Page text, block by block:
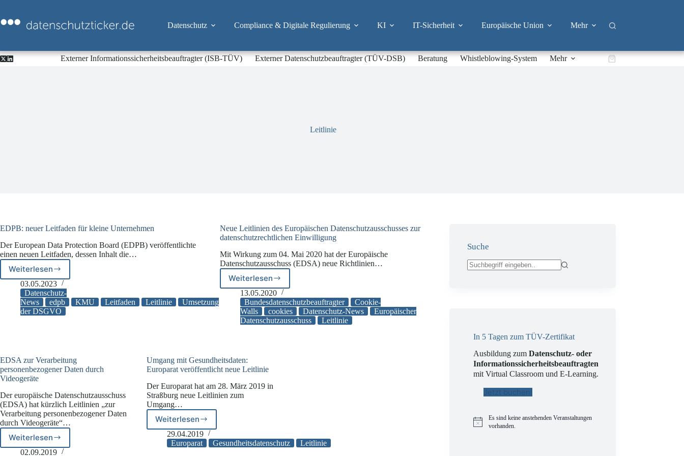
springen
Datenschutz Compliance & Digitale Regulierung KI IT-Sicherheit Europäische Union Mehr
Externer Informationssicherheitsbeauftragter (ISB-TÜV) Externer Datenschutzbeauftragter (TÜV-DSB) Beratung Whistleblowing-System Mehr Warenkorb
Leitlinie
EDPB: neuer Leitfaden für kleine Unternehmen
Der European Data Protection Board (EDPB) veröffentlichte
einen neuen Leitfaden, dessen Inhalt die…
Weiterlesen
EDPB:
neuer
Leitfaden
für
kleine
03.05.2023
Datenschutz-
News
edpb KMU Leitfaden Leitlinie
Umsetzung
der DSGVO
Neue Leitlinien des Europäischen Datenschutzausschusses zur
datenschutzrechtlichen Einwilligung
Mit Wirkung zum 04. Mai 2020 hat der Europäische
Datenschutzausschuss (EDSA) neue Richtlinien…
Weiterlesen
Neue
Leitlinien
des
Europäischen
Datenschutzausschusses
13.05.2020
Bundesdatenschutzbeauftragter
Cookie-
Walls
cookies Datenschutz-News
Europäischer
Datenschutzausschuss
Leitlinie
EDSA zur Verarbeitung
personenbezogener Daten durch
Videogeräte
Der europäische Datenschutzausschuss
(EDSA) hat kürzlich Leitlinien „zur
Verarbeitung personenbezogener Daten
durch Videogeräte“…
Weiterlesen
EDSA
zur
02.09.2019
Umgang mit Gesundheitsdaten:
Europarat veröffentlicht neue Leitlinie
Der Europarat hat am 28. März 2019 in
Straßburg neue Leitlinien zum
Umgang…
Weiterlesen
Umgang
mit
Gesundheitsdaten:
29.04.2019
Europarat
Gesundheitsdatenschutz Leitlinie
Suche
In 5 Tagen zum TÜV-Zertifikat
Ausbildung zumDatenschutz- oder
Informationssicherheitsbeauftragten
mit Virtual Classroom und E-Learning.
Jetzt buchen!
H
Es sind keine anstehenden Veranstaltungen
vorhanden.